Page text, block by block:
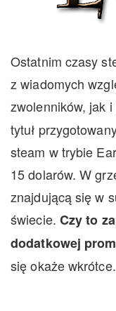
Ostatnim czasy
z wiadomych
zwolenników, jak
tytuł
steam w trybie
15 dolarów. W
znajdującą się w
świecie. Czy to
dodatkowej
się okaże wkrótce.